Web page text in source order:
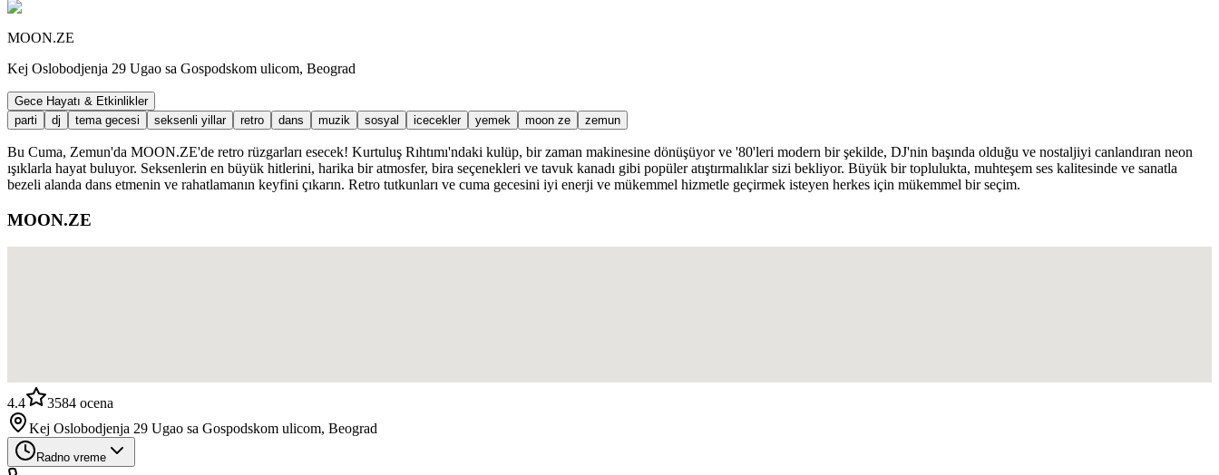
MOON.ZE
Kej Oslobodjenja 29 Ugao sa Gospodskom ulicom, Beograd
Gece Hayatı & Etkinlikler
parti
dj tema gecesi seksenli yillar retro dans muzik sosyal icecekler yemek moon ze zemun
Bu Cuma, Zemun'da MOON.ZE'de retro rüzgarları esecek! Kurtuluş Rıhtımı'ndaki kulüp, bir zaman makinesine dönüşüyor ve '80'leri modern bir şekilde, DJ'nin başında olduğu ve nostaljiyi canlandıran neon
ışıklarla hayat buluyor. Seksenlerin en büyük hitlerini, harika bir atmosfer, bira seçenekleri ve tavuk kanadı gibi popüler atıştırmalıklar sizi bekliyor. Büyük bir toplulukta, muhteşem ses kalitesinde ve sanatla
bezeli alanda dans etmenin ve rahatlamanın keyfini çıkarın. Retro tutkunları ve cuma gecesini iyi enerji ve mükemmel hizmetle geçirmek isteyen herkes için mükemmel bir seçim.
MOON.ZE
4.4 3584 ocena
Kej Oslobodjenja 29 Ugao sa Gospodskom ulicom, Beograd
Radno vreme